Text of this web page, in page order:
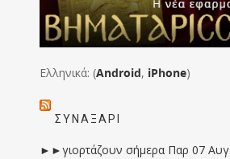
Ελληνικά: (Android, iPhone)
ΣΥΝΑΞΆΡΙ
►►γιορτάζουν σήμερα Παρ 07 Αυγ